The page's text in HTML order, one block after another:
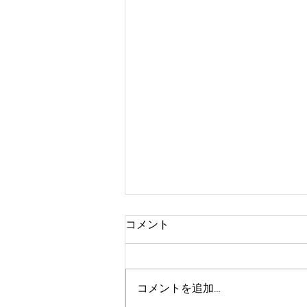
コメント
コメントを追加…